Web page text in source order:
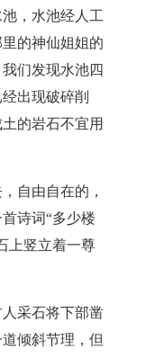
，水池经人工
的神仙姐姐的
们发现水池四
出现破碎削
的岩石不宜用
自由自在的，
诗词“多少楼
上竖立着一尊
采石将下部凿
倾斜节理，但